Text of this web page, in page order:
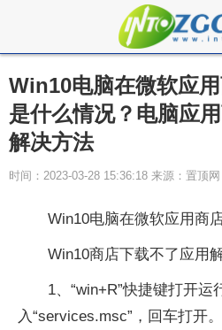
Win10电脑在微软应
是什么情况？电脑应
解决方法
时间：2023-03-28 15:36:18 来源：置顶网
Win10电脑在微软应用商
Win10商店下载不了应用
1、“win+R”快捷键打开运
入“services.msc”，回车打开。